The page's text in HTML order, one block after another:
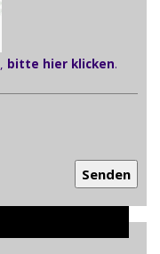
bitte hier klicken.